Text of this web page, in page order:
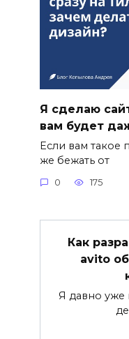
Я сделаю
вам будет
Если вам такое
же бежать от
0 175
Как
avito
Я давно уже